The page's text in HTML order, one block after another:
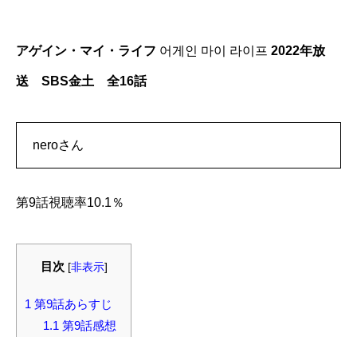
アゲイン・マイ・ライフ 어게인 마이 라이프 2022年放
送 SBS金土 全16話
neroさん
第9話視聴率10.1％
目次 [非表示]
1 第9話あらすじ
1.1 第9話感想